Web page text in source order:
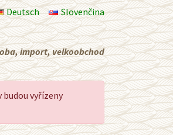
Deutsch Slovenčina
import, velkoobchod
budou vyřízeny